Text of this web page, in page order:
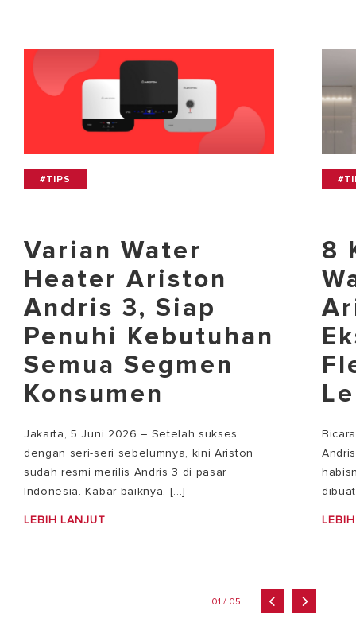
#TIPS
Varian Water
Heater Ariston
Andris 3, Siap
Penuhi Kebutuhan
Semua Segmen
Konsumen
Jakarta, 5 Juni 2026 – Setelah sukses
dengan seri-seri sebelumnya, kini Ariston
sudah resmi merilis Andris 3 di pasar
Indonesia. Kabar baiknya, [...]
LEBIH LANJUT
8
01 / 05